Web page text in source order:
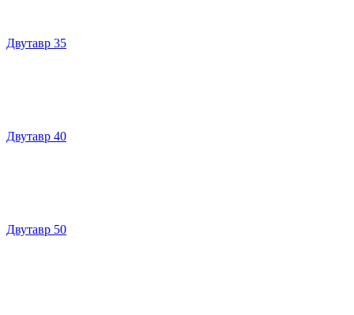
Двутавр 35
Двутавр 40
Двутавр 50